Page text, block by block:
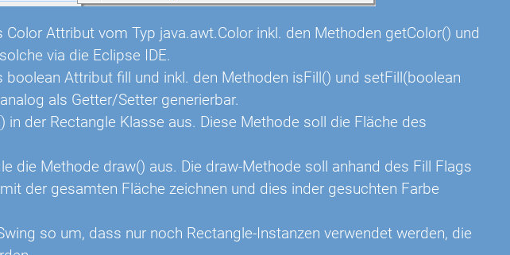
Color Attribut vom Typ java.awt.Color inkl. den Methoden getColor() und
via die Eclipse IDE.
boolean Attribut fill und inkl. den Methoden isFill() und setFill(boolean
als Getter/Setter generierbar.
der Rectangle Klasse aus. Diese Methode soll die Fläche des
die Methode draw() aus. Die draw-Methode soll anhand des Fill Flags
der gesamten Fläche zeichnen und dies inder gesuchten Farbe
so um, dass nur noch Rectangle-Instanzen verwendet werden, die